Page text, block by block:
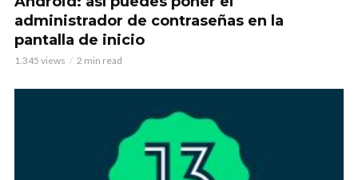
administrador de contraseñas en la
pantalla de inicio
1.345 views 2 min read